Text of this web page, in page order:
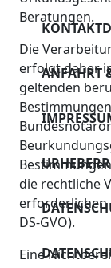
ANFAHRT
Beratungen.
Die
erfolgt daher
geltenden
die rechtliche
erforderlichen
DS-GVO).
Eine